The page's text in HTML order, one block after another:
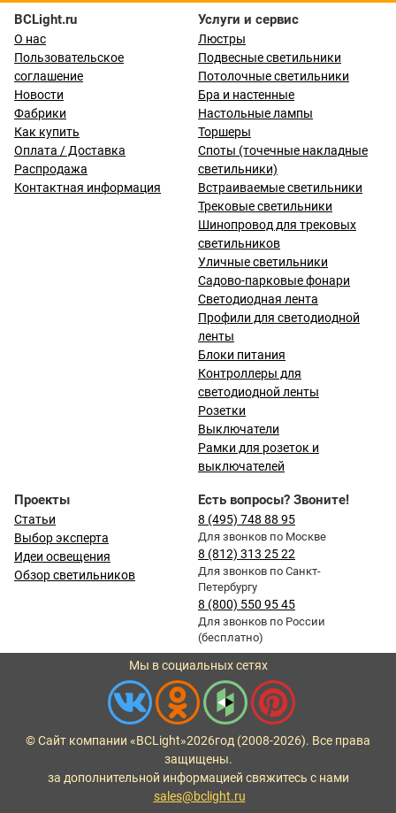
BCLight.ru
О нас
Пользовательское
соглашение
Новости
Фабрики
Как купить
Оплата / Доставка
Распродажа
Контактная информация
Услуги и сервис
Люстры
Подвесные светильники
Потолочные светильники
Бра и настенные
Настольные лампы
Торшеры
Споты (точечные накладные
светильники)
Встраиваемые светильники
Трековые светильники
Шинопровод для трековых
светильников
Уличные светильники
Садово-парковые фонари
Светодиодная лента
Профили для светодиодной
ленты
Блоки питания
Контроллеры для
светодиодной ленты
Розетки
Выключатели
Рамки для розеток и
выключателей
Проекты
Статьи
Выбор эксперта
Идеи освещения
Обзор светильников
Есть вопросы? Звоните!
8 (495) 748 88 95
Для звонков по Москве
8 (812) 313 25 22
Для звонков по Санкт-
Петербургу
8 (800) 550 95 45
Для звонков по России
(бесплатно)
Мы в социальных сетях
© Сайт компании «BCLight»2026год (2008-2026). Все права
защищены.
за дополнительной информацией свяжитесь с нами
sales@bclight.ru